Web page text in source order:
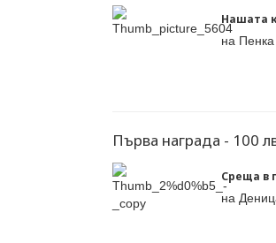
Нашата
на
Първа награда - 100
Среща в
на